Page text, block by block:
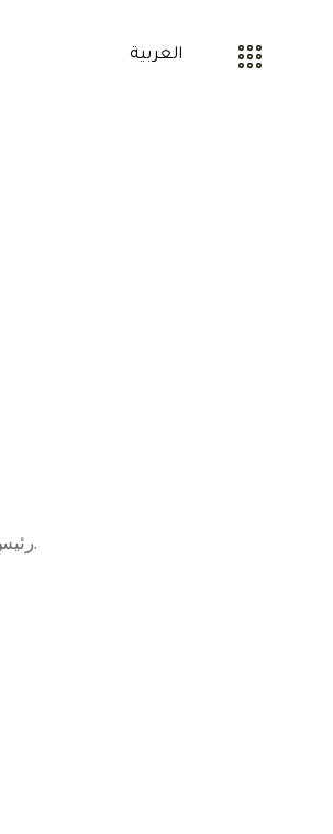
العربية
رئيس اللجنة الفنية في اتحاد الامارات للرياضة للجميع.